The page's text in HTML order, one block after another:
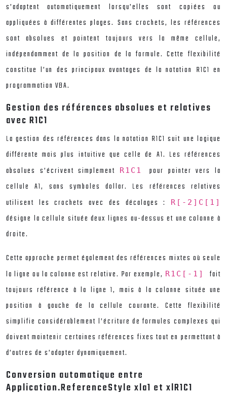
s’adaptent automatiquement lorsqu’elles sont copiées ou
appliquées à différentes plages. Sans crochets, les références
sont absolues et pointent toujours vers la même cellule,
indépendamment de la position de la formule. Cette flexibilité
constitue l’un des principaux avantages de la notation R1C1 en
programmation VBA.
Gestion des références absolues et relatives
avec R1C1
La gestion des références dans la notation R1C1 suit une logique
différente mais plus intuitive que celle de A1. Les références
absolues s’écrivent simplement
R1C1pour pointer vers la
cellule A1, sans symboles dollar. Les références relatives
utilisent les crochets avec des décalages :
R[-2]C[1]
désigne la cellule située deux lignes au-dessus et une colonne à
droite.
Cette approche permet également des références mixtes où seule
la ligne ou la colonne est relative. Par exemple, R1C[-1] fait
toujours référence à la ligne 1, mais à la colonne située une
position à gauche de la cellule courante. Cette flexibilité
simplifie considérablement l’écriture de formules complexes qui
doivent maintenir certaines références fixes tout en permettant à
d’autres de s’adapter dynamiquement.
Conversion automatique entre
Application.ReferenceStyle xla1 et xlR1C1